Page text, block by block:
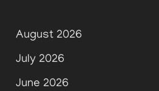
August 2026
July 2026
June 2026